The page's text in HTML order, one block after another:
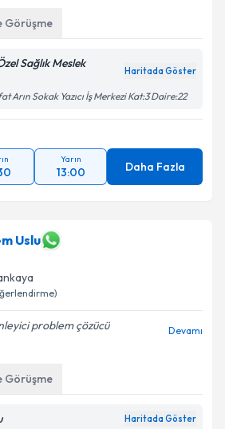
Görüşme
Sağlık Meslek
Haritada Göster
Arın Sokak Yazıcı İş Merkezi Kat:3 Daire:22
Yarın
13:00 Daha Fazla
Uslu
problem çözücü
Devamı
Görüşme
Haritada Göster